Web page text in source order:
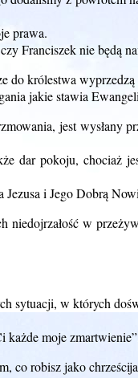
prawa.
Franciszek nie będą
do królestwa
jakie stawia
jest wysłany
dar pokoju, chociaż
Jezusa i Jego Dobrą
niedojrzałość w
sytuacji, w których
każde moje
co robisz jako